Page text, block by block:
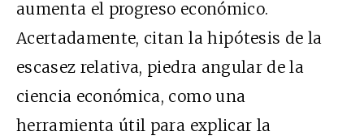
aumenta el progreso económico.
Acertadamente, citan la hipótesis de la
escasez relativa, piedra angular de la
ciencia económica, como una
herramienta útil para explicar la